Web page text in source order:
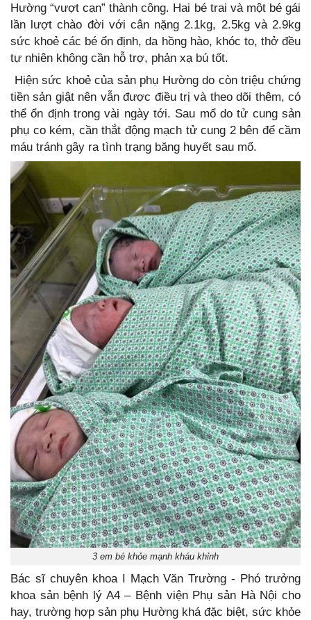
Hường “vượt cạn” thành công. Hai bé trai và một bé gái
lần lượt chào đời với cân nặng 2.1kg, 2.5kg và 2.9kg
sức khoẻ các bé ổn định, da hồng hào, khóc to, thở đều
tự nhiên không cần hỗ trợ, phản xạ bú tốt.
Hiện sức khoẻ của sản phụ Hường do còn triệu chứng
tiền sản giật nên vẫn được điều trị và theo dõi thêm, có
thể ổn định trong vài ngày tới. Sau mổ do tử cung sản
phụ co kém, cần thắt động mạch tử cung 2 bên để cầm
máu tránh gây ra tình trạng băng huyết sau mổ.
3 em bé khỏe mạnh kháu khỉnh
Bác sĩ chuyên khoa I Mạch Văn Trường - Phó trưởng
khoa sản bệnh lý A4 – Bệnh viện Phụ sản Hà Nội cho
hay, trường hợp sản phụ Hường khá đặc biệt, sức khỏe